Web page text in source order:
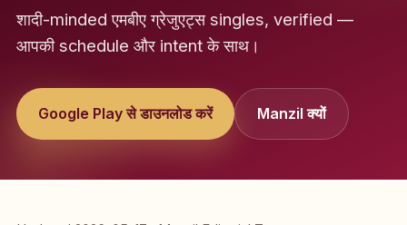
शादी-minded एमबीए ग्रेजुएट्स singles, verified —
आपकी schedule और intent के साथ।
Google Play से डाउनलोड करें Manzil क्यों